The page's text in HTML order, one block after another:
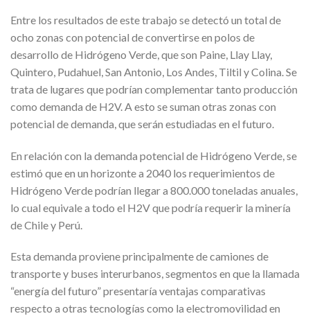
Entre los resultados de este trabajo se detectó un total de
ocho zonas con potencial de convertirse en polos de
desarrollo de Hidrógeno Verde, que son Paine, Llay Llay,
Quintero, Pudahuel, San Antonio, Los Andes, Tiltil y Colina. Se
trata de lugares que podrían complementar tanto producción
como demanda de H2V. A esto se suman otras zonas con
potencial de demanda, que serán estudiadas en el futuro.
En relación con la demanda potencial de Hidrógeno Verde, se
estimó que en un horizonte a 2040 los requerimientos de
Hidrógeno Verde podrían llegar a 800.000 toneladas anuales,
lo cual equivale a todo el H2V que podría requerir la minería
de Chile y Perú.
Esta demanda proviene principalmente de camiones de
transporte y buses interurbanos, segmentos en que la llamada
“energía del futuro” presentaría ventajas comparativas
respecto a otras tecnologías como la electromovilidad en